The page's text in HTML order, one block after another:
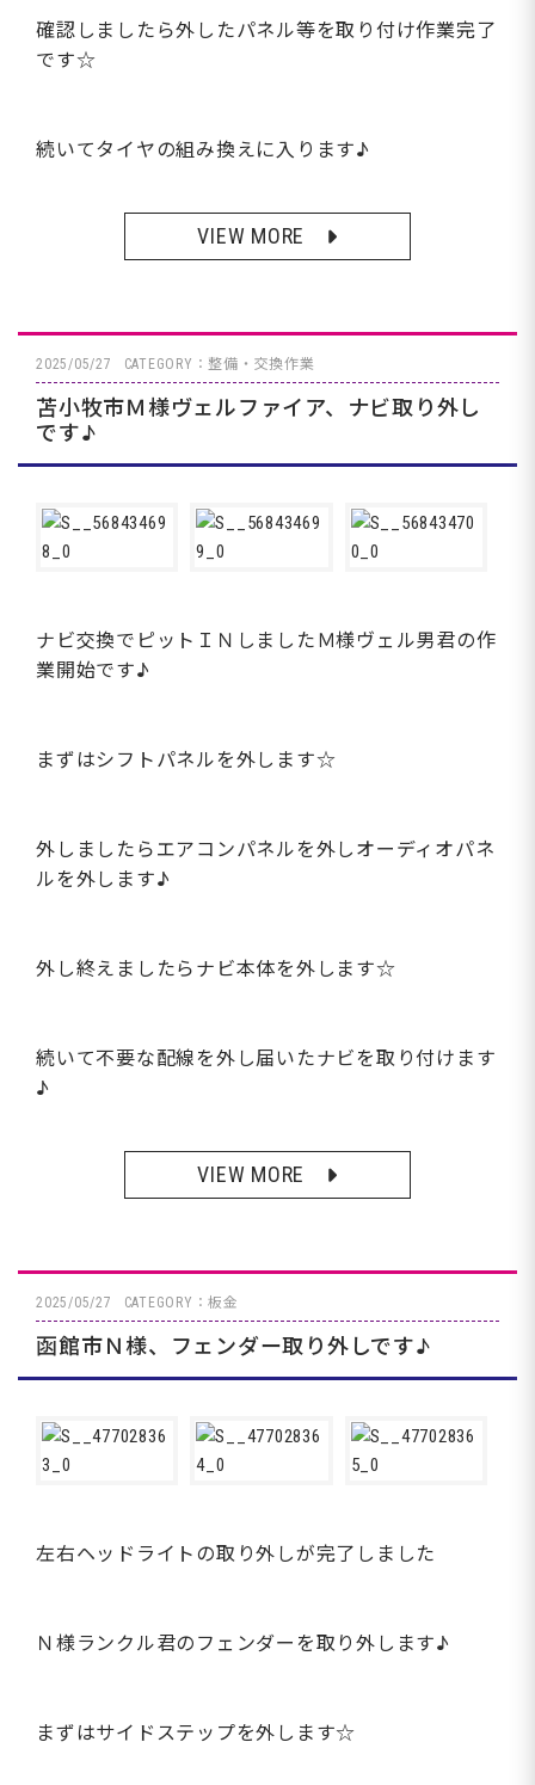
確認しましたら外したパネル等を取り付け作業完了
です☆
続いてタイヤの組み換えに入ります♪
VIEW MORE
2025/05/27 CATEGORY：整備・交換作業
苫小牧市Ｍ様ヴェルファイア、ナビ取り外し
です♪
ナビ交換でピットＩＮしましたＭ様ヴェル男君の作
業開始です♪
まずはシフトパネルを外します☆
外しましたらエアコンパネルを外しオーディオパネ
ルを外します♪
外し終えましたらナビ本体を外します☆
続いて不要な配線を外し届いたナビを取り付けます
♪
VIEW MORE
2025/05/27 CATEGORY：板金
函館市Ｎ様、フェンダー取り外しです♪
左右ヘッドライトの取り外しが完了しました
Ｎ様ランクル君のフェンダーを取り外します♪
まずはサイドステップを外します☆